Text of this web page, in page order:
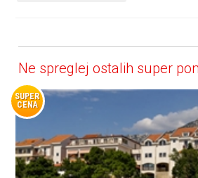
Ne spreglej ostalih super
SUPER
CENA